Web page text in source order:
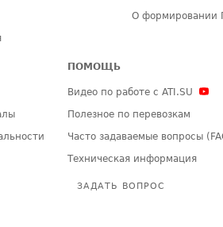
О формировании
ПОМОЩЬ
Видео по работе с ATI.SU
Полезное по перевозкам
Часто задаваемые вопросы
Техническая информация
ЗАДАТЬ ВОПРОС